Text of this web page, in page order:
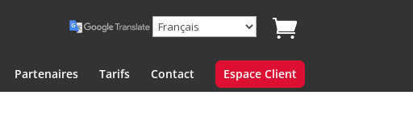
Partenaires Tarifs Contact Espace Client